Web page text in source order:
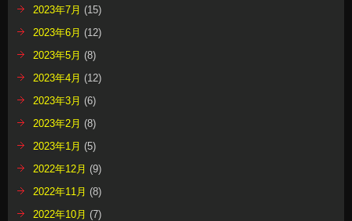
2023年7月 (15)
2023年6月 (12)
2023年5月 (8)
2023年4月 (12)
2023年3月 (6)
2023年2月 (8)
2023年1月 (5)
2022年12月 (9)
2022年11月 (8)
2022年10月 (7)